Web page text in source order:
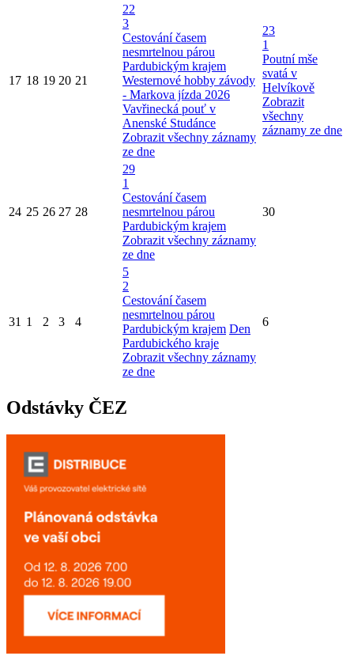
17 18 19 20 21
22
3
Cestování časem
nesmrtelnou párou
Pardubickým krajem
Westernové hobby závody
- Markova jízda 2026
Vavřinecká pouť v
Anenské Studánce
Zobrazit všechny záznamy
ze dne
23
1
Poutní mše
svatá v
Helvíkově
Zobrazit
všechny
záznamy ze dne
24 25 26 27 28
29
1
Cestování časem
nesmrtelnou párou
Pardubickým krajem
Zobrazit všechny záznamy
ze dne
30
31 1 2 3 4
5
2
Cestování časem
nesmrtelnou párou
Pardubickým krajem Den
Pardubického kraje
Zobrazit všechny záznamy
ze dne
6
Odstávky ČEZ